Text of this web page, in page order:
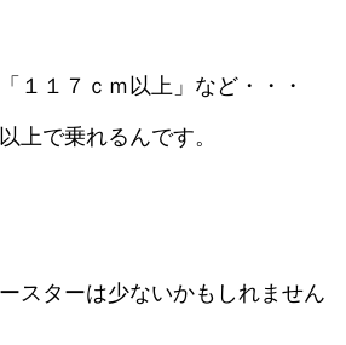
１１７ｃｍ以上」など・・・
上で乗れるんです。
スターは少ないかもしれません